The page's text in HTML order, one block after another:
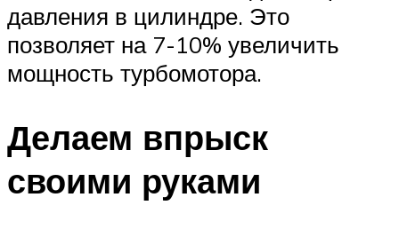
давления в цилиндре. Это
позволяет на 7-10% увеличить
мощность турбомотора.
Делаем впрыск
своими руками